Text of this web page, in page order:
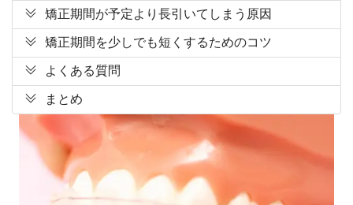
矯正期間が予定より長引いてしまう原因
矯正期間を少しでも短くするためのコツ
よくある質問
まとめ